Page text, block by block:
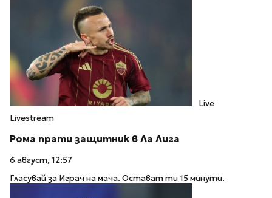
Live
Livestream
Рома прати защитник в Ла Лига
6 август, 12:57
Гласувай за Играч на мача. Остават ти 15 минути.